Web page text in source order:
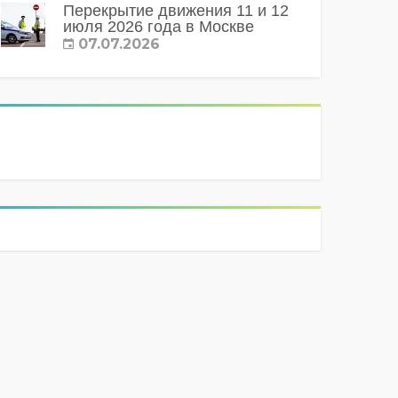
Перекрытие движения 11 и 12
июля 2026 года в Москве
07.07.2026